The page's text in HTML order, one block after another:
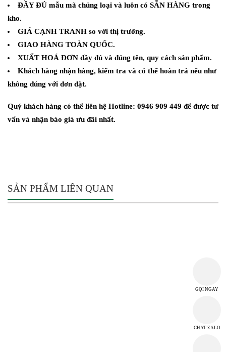
ĐẦY ĐỦ mẫu mã chủng loại và luôn có SẴN HÀNG trong
kho.
GIÁ CẠNH TRANH so với thị trường.
GIAO HÀNG TOÀN QUỐC.
XUẤT HOÁ ĐƠN đầy đủ và đúng tên, quy cách sản phẩm.
Khách hàng nhận hàng, kiểm tra và có thể hoàn trả nếu như
không đúng với đơn đặt.
Quý khách hàng có thể liên hệ Hotline: 0946 909 449 để được tư
vấn và nhận báo giá ưu đãi nhất.
SẢN PHẨM LIÊN QUAN
T2 D3B/12 Đường Thủ Khoa Huân, Tổ 02, Khu phố Bình Thuận 2,GỌI NGAY
CHAT ZALO